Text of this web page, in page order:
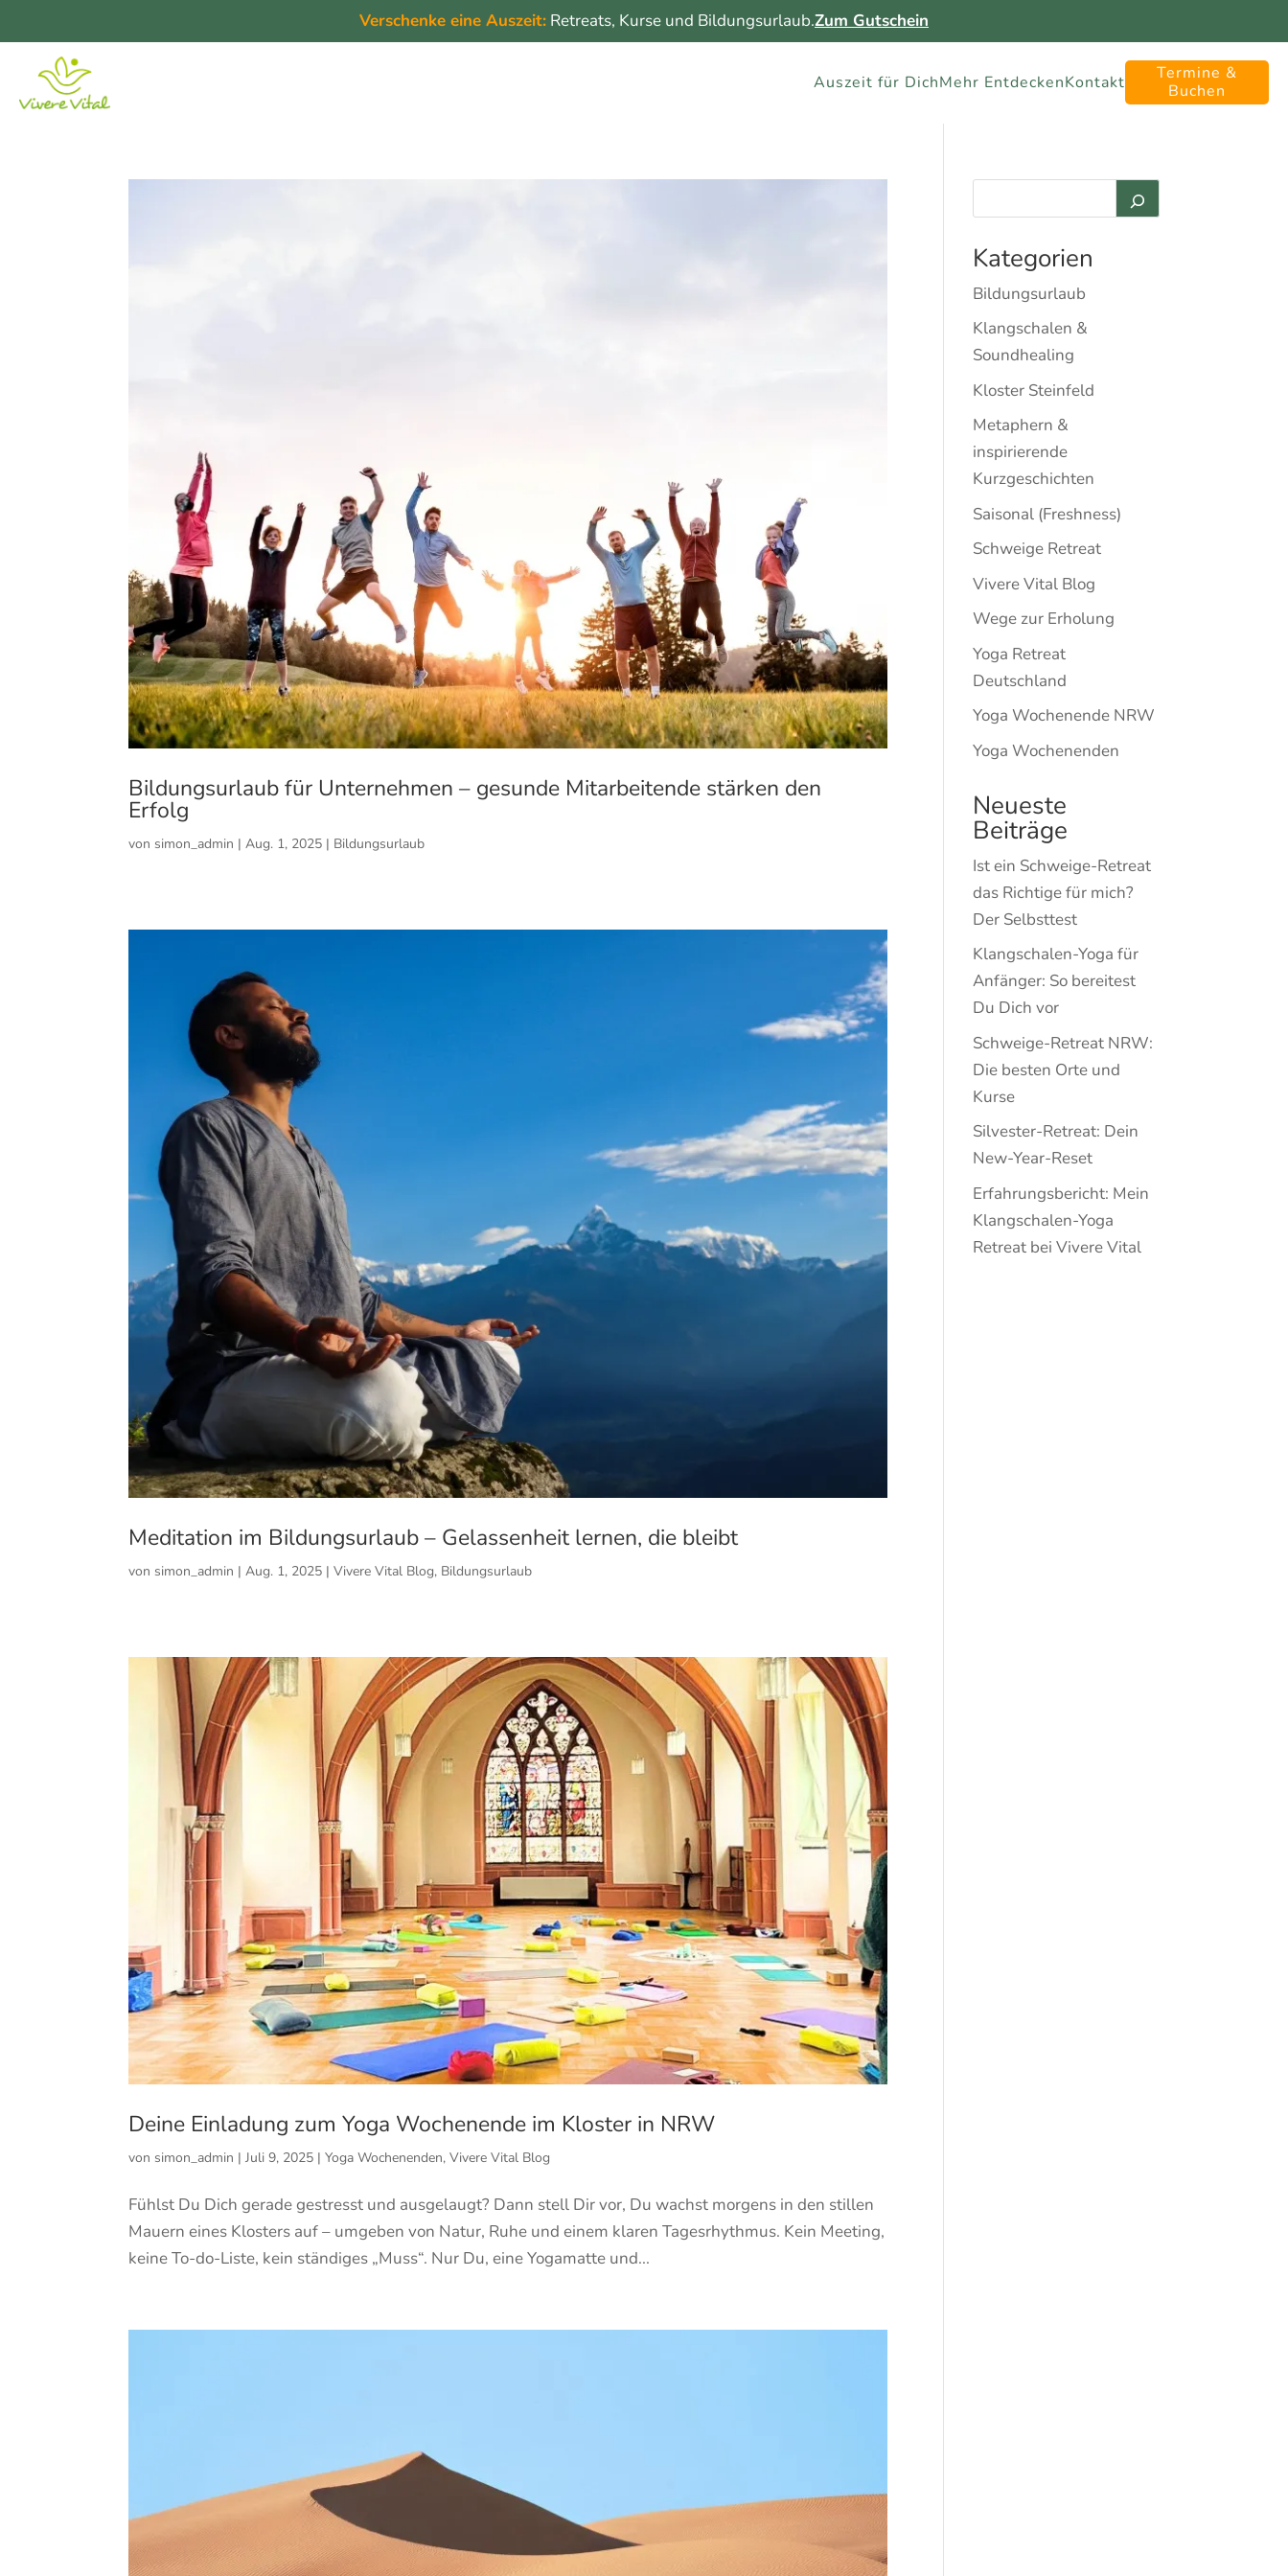
Verschenke eine Auszeit: Retreats, Kurse und Bildungsurlaub.Zum Gutschein
Auszeit für DichMehr EntdeckenKontakt
Termine &
Buchen
Bildungsurlaub für Unternehmen – gesunde Mitarbeitende stärken den
Erfolg
von simon_admin |Aug. 1, 2025 | Bildungsurlaub
Meditation im Bildungsurlaub – Gelassenheit lernen, die bleibt
von simon_admin |Aug. 1, 2025 |Vivere Vital Blog, Bildungsurlaub
Deine Einladung zum Yoga Wochenende im Kloster in NRW
von simon_admin |Juli 9, 2025 |Yoga Wochenenden,Vivere Vital Blog
Fühlst Du Dich gerade gestresst und ausgelaugt? Dann stell Dir vor, Du wachst morgens in den stillen
Mauern eines Klosters auf – umgeben von Natur, Ruhe und einem klaren Tagesrhythmus. Kein Meeting,
keine To-do-Liste, kein ständiges „Muss“. Nur Du, eine Yogamatte und...
Kategorien
Bildungsurlaub
Klangschalen &
Soundhealing
Kloster Steinfeld
Metaphern &
inspirierende
Kurzgeschichten
Saisonal (Freshness)
Schweige Retreat
Vivere Vital Blog
Wege zur Erholung
Yoga Retreat
Deutschland
Yoga Wochenende NRW
Yoga Wochenenden
Neueste
Beiträge
Ist ein Schweige-Retreat
das Richtige für mich?
Der Selbsttest
Klangschalen-Yoga für
Anfänger: So bereitest
Du Dich vor
Schweige-Retreat NRW:
Die besten Orte und
Kurse
Silvester-Retreat: Dein
New-Year-Reset
Erfahrungsbericht: Mein
Klangschalen-Yoga
Retreat bei Vivere Vital